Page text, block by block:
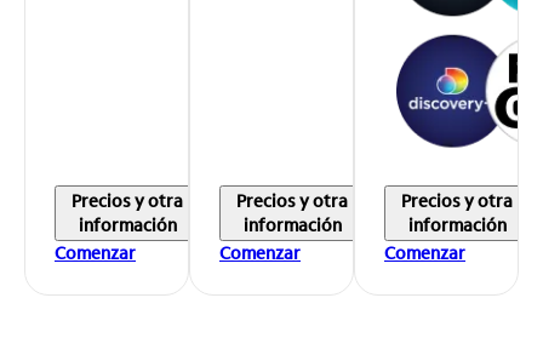
Precios y otra
información
Comenzar
Precios y otra
información
Comenzar
Precios y otra
información
Comenzar